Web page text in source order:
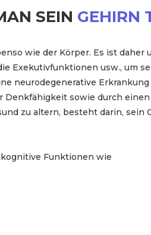
SEIN GEHIRN
wie der Körper. Es ist
Exekutivfunktionen usw., um
neurodegenerative
Denkfähigkeit sowie durch
zu altern, besteht darin, sein
Funktionen wie